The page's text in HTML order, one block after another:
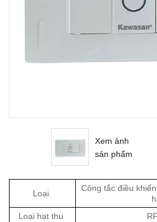
Xem ảnh
sản phẩm
Loại
Công tắc điều
Loại hạt thu